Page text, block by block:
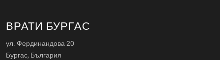
ВРАТИ БУРГАС
ул. Фердинандова 20
Бургас, България